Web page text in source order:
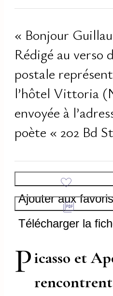
« Bonjour
Rédigé au verso
postale
l’hôtel Vittoria
envoyée à
poète « 202 Bd
Ajouter aux
Télécharger la
Picasso et